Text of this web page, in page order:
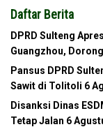
Daftar Berita
DPRD Sulteng
Guangzhou,
Pansus DPRD
Sawit di Tolitoli 6
Disanksi Dinas
Tetap Jalan 6